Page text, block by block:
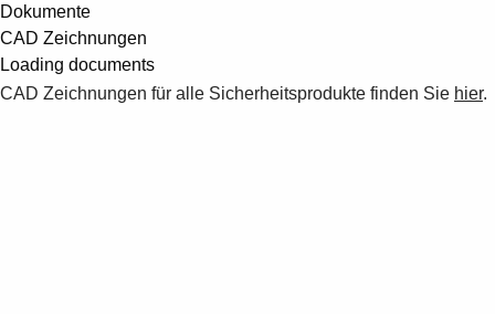
Dokumente
CAD Zeichnungen
Loading documents
CAD Zeichnungen für alle Sicherheitsprodukte finden Sie hier.